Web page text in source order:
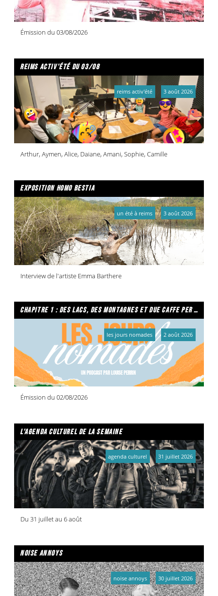
Émission du 03/08/2026
reims activ'été du 03/08
Arthur, Aymen, Alice, Daiane, Amani, Sophie, Camille
reims activ'été 3 août 2026
exposition homo bestia
Interview de l'artiste Emma Barthere
un été à reims 3 août 2026
chapitre 1 : des lacs, des montagnes et due caffe per favore
Émission du 02/08/2026
les jours nomades 2 août 2026
l'agenda culturel de la semaine
Du 31 juillet au 6 août
agenda culturel 31 juillet 2026
noise annoys
noise annoys 30 juillet 2026